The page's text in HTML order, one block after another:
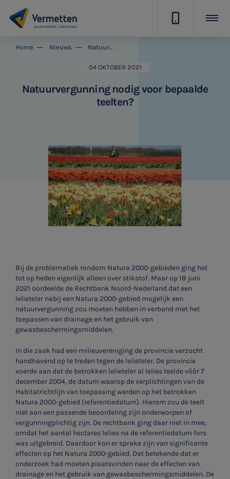
Home Nieuws Natuurvergunning nodig voor bepaalde teelten?
04 OKTOBER 2021
Natuurvergunning nodig voor bepaalde
teelten?
Bij de problematiek rondom Natura 2000-gebieden ging het
tot op heden eigenlijk alleen over stikstof. Maar op 18 juni
2021 oordeelde de Rechtbank Noord-Nederland dat een
lelieteler nabij een Natura 2000-gebied mogelijk een
natuurvergunning zou moeten hebben in verband met het
toepassen van drainage en het gebruik van
gewasbeschermingsmiddelen.
In die zaak had een milieuvereniging de provincie verzocht
handhavend op te treden tegen de lelieteler. De provincie
voerde aan dat de betrokken lelieteler al lelies teelde vóór 7
december 2004, de datum waarop de verplichtingen van de
Habitatrichtlijn van toepassing werden op het betrokken
Natura 2000-gebied (referentiedatum). Hierom zou de teelt
niet aan een passende beoordeling zijn onderworpen of
vergunningplichtig zijn. De rechtbank ging daar niet in mee,
omdat het aantal hectares lelies na de referentiedatum fors
was uitgebreid. Daardoor kon er sprake zijn van significante
effecten op het Natura 2000-gebied. Dat betekende dat er
onderzoek had moeten plaatsvinden naar de effecten van
drainage en het gebruik van gewasbeschermingsmiddelen. De